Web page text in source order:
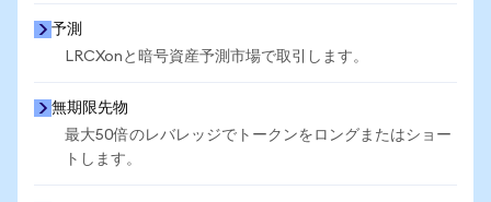
予測
LRCXonと暗号資産予測市場で取引します。
無期限先物
最大50倍のレバレッジでトークンをロングまたはショー
トします。